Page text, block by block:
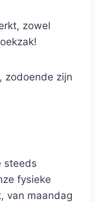
zowel
zodoende zijn
steeds
fysieke
van maandag